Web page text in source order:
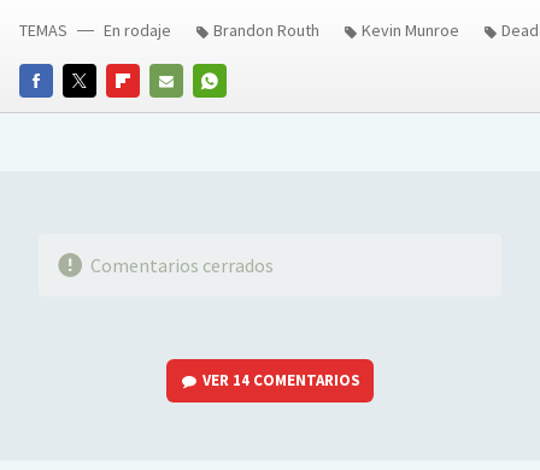
FACEBOOKTWITTERFLIPBOARD
E-
WHATSAPP
TEMAS En rodaje Brandon Routh Kevin Munroe
Comentarios cerrados
VER 14 COMENTARIOS